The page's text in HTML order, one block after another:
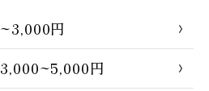
~3,000円
3,000~5,000円